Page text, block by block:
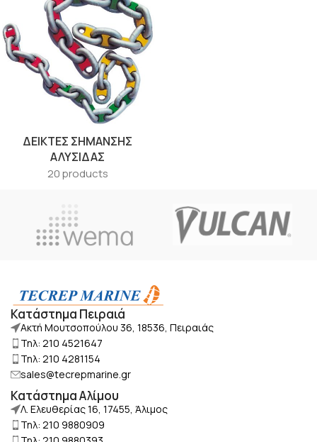
ΔΕΊΚΤΕΣ ΣΉΜΑΝΣΗΣ
ΑΛΥΣΊΔΑΣ
20 products
Κατάστημα Πειραιά
Ακτή Μουτσοπούλου 36, 18536, Πειραιάς
Τηλ: 210 4521647
Τηλ: 210 4281154
sales@tecrepmarine.gr
Κατάστημα Αλίμου
Λ. Ελευθερίας 16, 17455, Άλιμος
Τηλ: 210 9880909